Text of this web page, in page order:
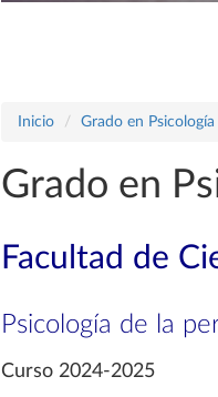
Inicio Grado en Psicología
Grado en
Facultad de
Psicología de la
Curso 2024-2025